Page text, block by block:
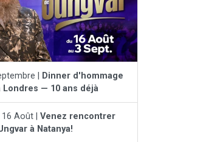
|
Dinner d'hommage
Londres — 10 ans déjà
Août | Venez rencontrer
à Natanya!